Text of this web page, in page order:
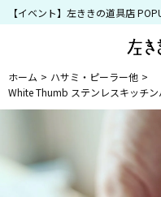
【イベント】左ききの道具店
ホーム
ハサミ・ピーラー他
White Thumb ステンレスキッチ